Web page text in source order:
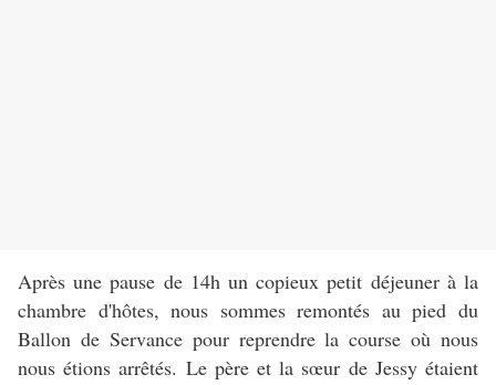
Après une pause de 14h un copieux petit déjeuner à la
chambre d'hôtes, nous sommes remontés au pied du
Ballon de Servance pour reprendre la course où nous
nous étions arrêtés. Le père et la sœur de Jessy étaient